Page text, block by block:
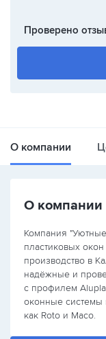
Проверено
О компании
О компании
Компания
пластиковых
производство в
надёжные и
с профилем
оконные системы
как Roto и Maco.